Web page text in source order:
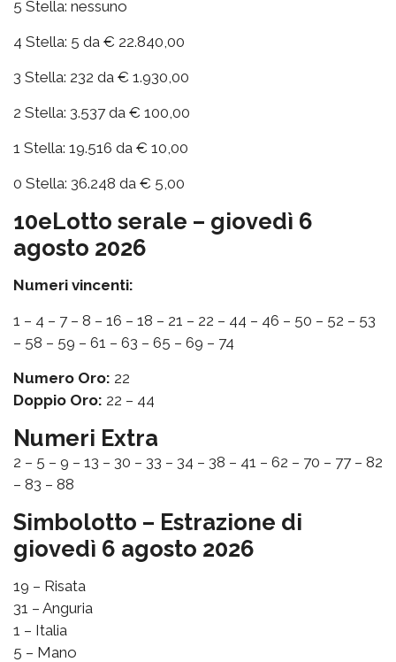
5 Stella: nessuno
4 Stella: 5 da € 22.840,00
3 Stella: 232 da € 1.930,00
2 Stella: 3.537 da € 100,00
1 Stella: 19.516 da € 10,00
0 Stella: 36.248 da € 5,00
10eLotto serale – giovedì 6
agosto 2026
Numeri vincenti:
1 – 4 – 7 – 8 – 16 – 18 – 21 – 22 – 44 – 46 – 50 – 52 – 53
– 58 – 59 – 61 – 63 – 65 – 69 – 74
Numero Oro: 22
Doppio Oro: 22 – 44
Numeri Extra
2 – 5 – 9 – 13 – 30 – 33 – 34 – 38 – 41 – 62 – 70 – 77 – 82
– 83 – 88
Simbolotto – Estrazione di
giovedì 6 agosto 2026
19 – Risata
31 – Anguria
1 – Italia
5 – Mano